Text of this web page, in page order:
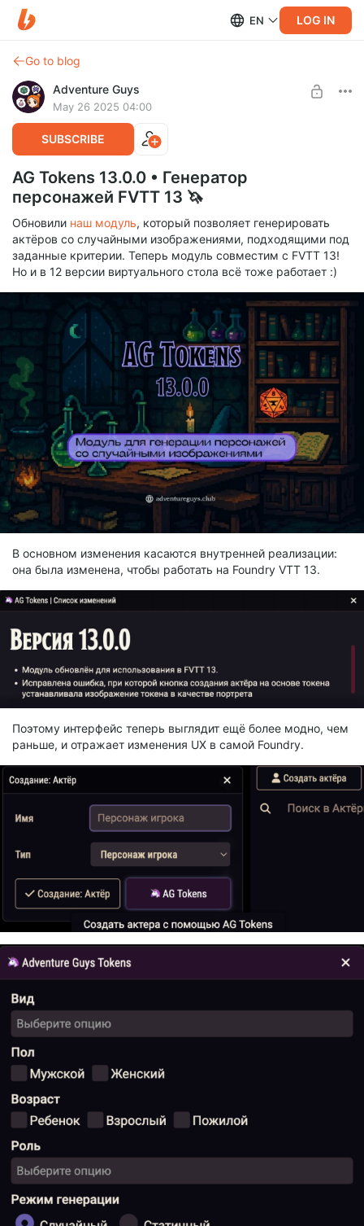
EN LOG IN
Go to blog
Adventure Guys
May 26 2025 04:00
SUBSCRIBE
AG Tokens 13.0.0 • Генератор
персонажей FVTT 13 🦄
Обновили наш модуль, который позволяет генерировать
актёров со случайными изображениями, подходящими под
заданные критерии. Теперь модуль совместим с FVTT 13!
Но и в 12 версии виртуального стола всё тоже работает :)
В основном изменения касаются внутренней реализации:
она была изменена, чтобы работать на Foundry VTT 13.
Поэтому интерфейс теперь выглядит ещё более модно, чем
раньше, и отражает изменения UX в самой Foundry.